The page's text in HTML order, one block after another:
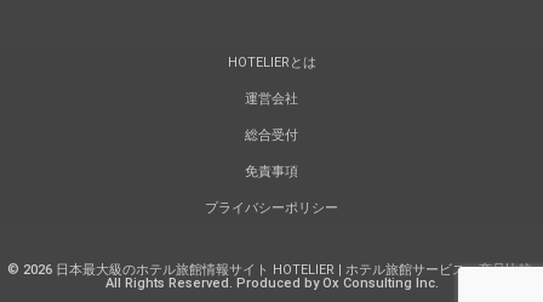
HOTELIERとは
運営会社
総合受付
免責事項
プライバシーポリシー
© 2026 日本最大級のホテル旅館情報サイト HOTELIER | ホテル旅館サービス・商品比較.
All Rights Reserved. Produced by Ox Consulting Inc.